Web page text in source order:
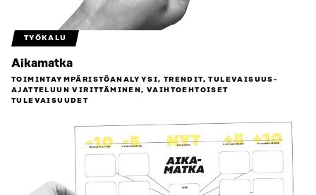
TYÖKALU
Aikamatka
TOIMINTAYMPÄRISTÖ­ANALYYSI, TRENDIT, TULEVAISUUS­
AJATTELUUN VIRITTÄMINEN, VAIHTOEHTOISET
TULEVAISUUDET